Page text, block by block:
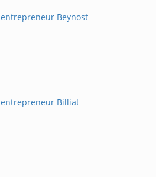
Beynost
Billiat